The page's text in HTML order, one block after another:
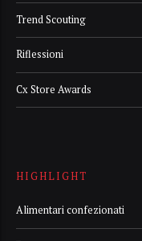
Trend Scouting
Riflessioni
Cx Store Awards
HIGHLIGHT
Alimentari confezionati